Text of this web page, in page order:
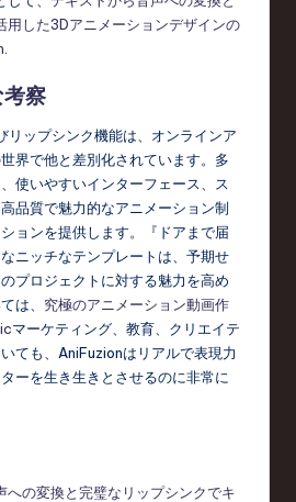
用した3Dアニメーションデザインの
察
リップシンク機能は、オンラインア
界で他と差別化されています。多
使いやすいインターフェース、ス
品質で魅力的なアニメーション制
ョンを提供します。『ドアまで届
ニッチなテンプレートは、予期せ
プロジェクトに対する魅力を高め
は、 究極のアニメーション動画作
マーケティング、教育、クリエイテ
ても、AniFuzionはリアルで表現力
ーを生き生きとさせるのに非常に
への変換と完璧なリップシンクでキ